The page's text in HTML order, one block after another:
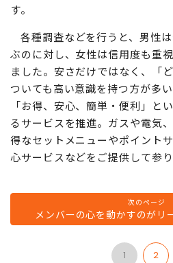
す。
各種調査などを行うと、男性
ぶのに対し、女性は信用度も重
ました。安さだけではなく、「
ついても高い意識を持つ方が多
「お得、安心、簡単・便利」と
るサービスを推進。ガスや電気
得なセットメニューやポイント
心サービスなどをご提供して参り
次のページ
メンバーの心を動かすのがリ
1 2